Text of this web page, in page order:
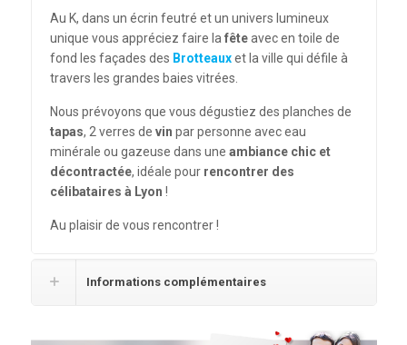
Au K, dans un écrin feutré et un univers lumineux
unique vous appréciez faire la fêteavec en toile de
fond les façades des Brotteauxet la ville qui défile à
travers les grandes baies vitrées.
Nous prévoyons que vous dégustiez des planches de
tapas, 2 verres de vin par personne avec eau
minérale ou gazeuse dans une ambiance chic et
décontractée, idéale pour rencontrer des
célibataires à Lyon !
Au plaisir de vous rencontrer !
Informations complémentaires